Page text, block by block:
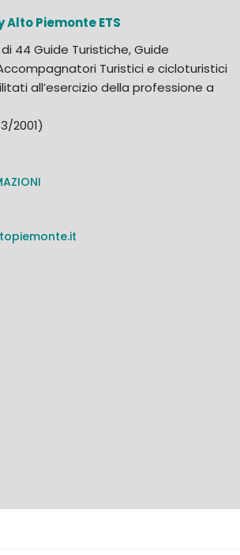
Alto Piemonte ETS
44 Guide Turistiche, Guide
Turistici e cicloturistici
all’esercizio della professione a
2001)